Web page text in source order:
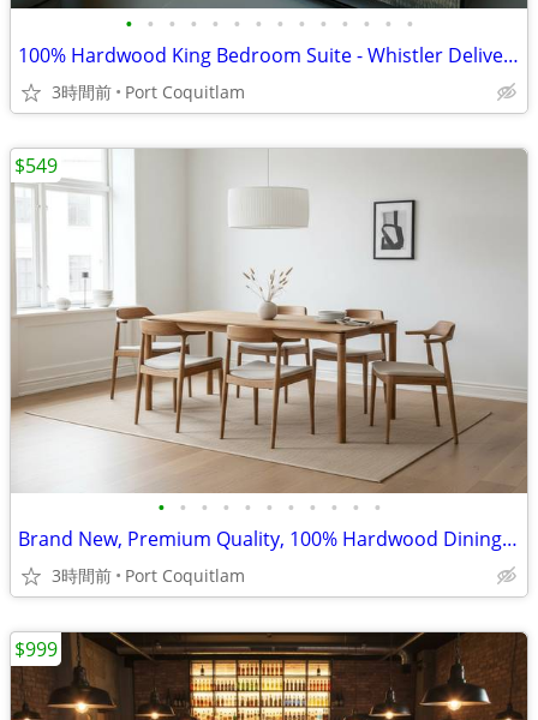
• • • • • • • • • • • • • •
100% Hardwood King Bedroom Suite - Whistler Deliveries Weekly
3時間前 Port Coquitlam
• • • • • • • • • • •
Brand New, Premium Quality, 100% Hardwood Dining Tables
3時間前 Port Coquitlam
$549
$999